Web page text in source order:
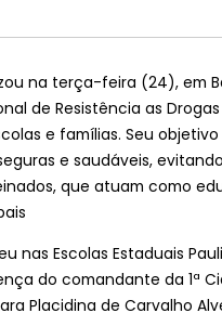
na terça-feira (24), em
de Resistência as
e famílias. Seu
e saudáveis,
que atuam como
nas Escolas Estaduais
do comandante da 1ª
Placidina de Carvalho